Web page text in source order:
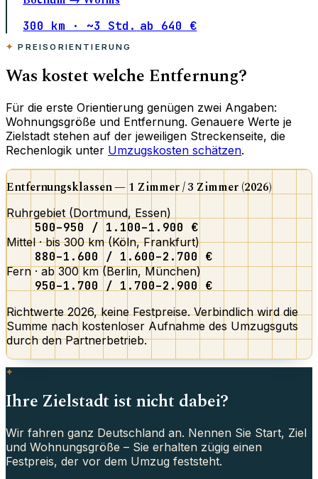
300 km · ~3 Std. ab 640 €
PREISORIENTIERUNG
Was kostet welche Entfernung?
Für die erste Orientierung genügen zwei Angaben:
Wohnungsgröße und Entfernung. Genauere Werte je
Zielstadt stehen auf der jeweiligen Streckenseite, die
Rechenlogik unter Umzugskosten schätzen.
Entfernungsklassen — 1 Zimmer / 3 Zimmer (2026)
Ruhrgebiet (Dortmund, Essen)
500–950 / 1.100–1.900 €
Mittel · bis 300 km (Köln, Frankfurt)
880–1.600 / 1.600–2.700 €
Fern · ab 300 km (Berlin, München)
950–1.700 / 1.700–2.900 €
Richtwerte 2026, keine Festpreise. Verbindlich wird die
Summe nach kostenloser Aufnahme des Umzugsguts
durch den Partnerbetrieb.
Ihre Zielstadt ist nicht dabei?
Wir fahren ganz Deutschland an. Nennen Sie Start, Ziel
und Wohnungsgröße – Sie erhalten zügig einen
Festpreis, der vor dem Umzug feststeht.